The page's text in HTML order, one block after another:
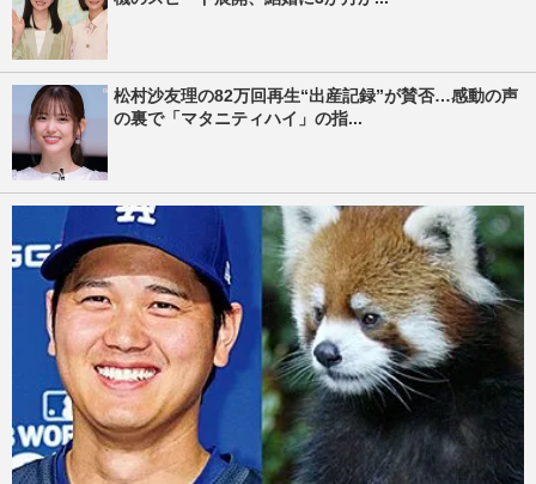
松村沙友理の82万回再生“出産記録”が賛否…感動の声
の裏で「マタニティハイ」の指...